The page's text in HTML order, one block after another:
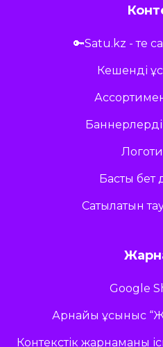
🔑Satu.kz - те
Кешенді
Басты бет
Сатылатын
Google
Арнайы ұсыныс